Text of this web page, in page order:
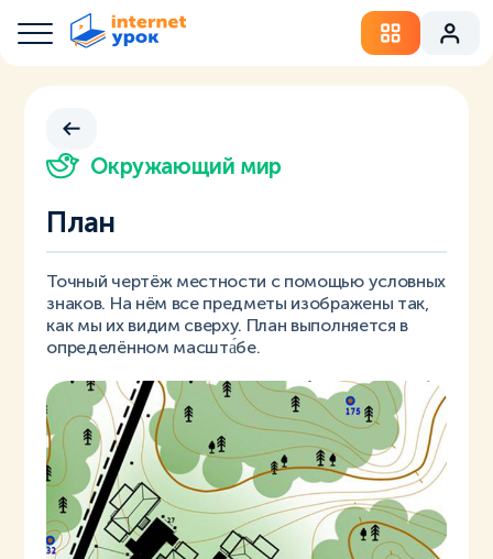
Окружающий мир
План
Точный чертёж местности с помощью условных
знаков. На нём все предметы изображены так,
как мы их видим сверху. План выполняется в
определённом масшта́бе.